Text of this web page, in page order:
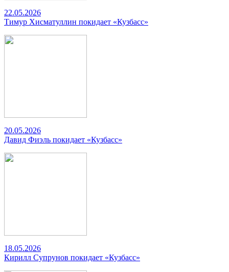
22.05.2026
Тимур Хисматуллин покидает «Кузбасс»
20.05.2026
Давид Фиэль покидает «Кузбасс»
18.05.2026
Кирилл Супрунов покидает «Кузбасс»